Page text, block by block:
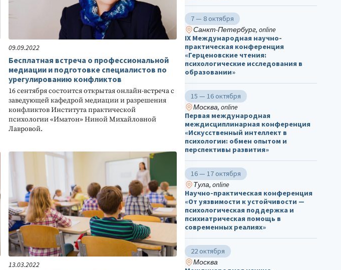
09.09.2022
Бесплатная встреча о профессиональной
медиации и подготовке специалистов по
урегулированию конфликтов
16 сентября состоится открытая онлайн-встреча с
заведующей кафедрой медиации и разрешения
конфликтов Института практической
психологии «Иматон» Ниной Михайловной
Лавровой.
13.03.2022
7 — 8 октября
Санкт-Петербург, online
IX Международная научно-
практическая конференция
«Герценовские чтения:
психологические исследования в
образовании»
15 — 16 октября
Москва, online
Первая международная
междисциплинарная конференция
«Искусственный интеллект в
психологии: обмен опытом и
перспективы развития»
16 — 17 октября
Тула, online
Научно-практическая конференция
«От уязвимости к устойчивости —
психологическая поддержка и
психиатрическая помощь в
современных реалиях»
22 октября
Москва